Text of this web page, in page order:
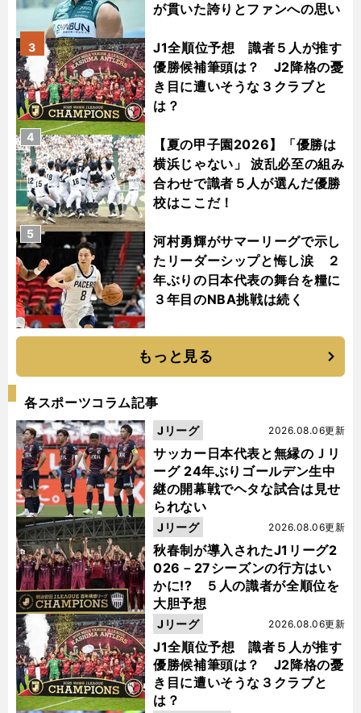
が貫いた誇りとファンへの思い
J1全順位予想 識者５人が推す
優勝候補筆頭は？ J2降格の憂
き目に遭いそうな３クラブと
は？
3
【夏の甲子園2026】「優勝は
横浜じゃない」 波乱必至の組み
合わせで識者５人が選んだ優勝
校はここだ！
4
河村勇輝がサマーリーグで示し
たリーダーシップと悔し涙 ２
年ぶりの日本代表の舞台を糧に
３年目のNBA挑戦は続く
5
もっと見る
各スポーツコラム記事
サッカー日本代表と無縁のＪリ
ーグ 24年ぶりゴールデン生中
継の開幕戦でヘタな試合は見せ
られない
2026.08.06更新
Jリーグ
秋春制が導入されたJ1リーグ2
026－27シーズンの行方はい
かに!? ５人の識者が全順位を
大胆予想
2026.08.06更新
Jリーグ
J1全順位予想 識者５人が推す
優勝候補筆頭は？ J2降格の憂
き目に遭いそうな３クラブと
は？
2026.08.06更新
Jリーグ